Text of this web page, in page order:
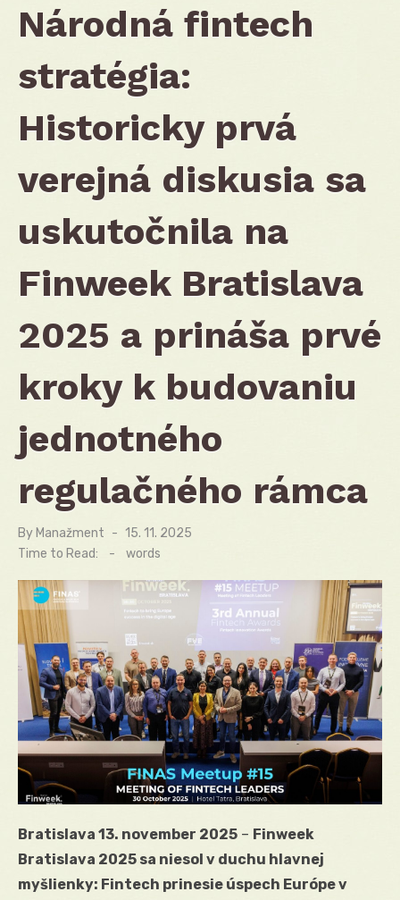
Národná fintech
stratégia:
Historicky prvá
verejná diskusia sa
uskutočnila na
Finweek Bratislava
2025 a prináša prvé
kroky k budovaniu
jednotného
regulačného rámca
By Manažment
Posted
on
15. 11. 2025
Time to Read:
- words
Bratislava 13. november 2025 – Finweek
Bratislava 2025 sa niesol v duchu hlavnej
myšlienky: Fintech prinesie úspech Európe v